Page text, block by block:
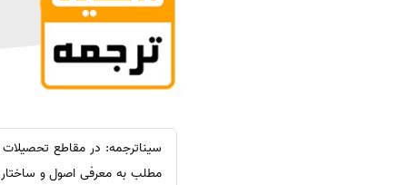
سیناترجمه: در مقاطع
مطلب به معرفی اصول و ساختار